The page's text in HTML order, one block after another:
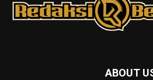
ABOUT